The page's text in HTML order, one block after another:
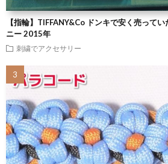
【指輪】TIFFANY&Co ドンキで安く売って
ニー 2015年
刺繍でアクセサリー